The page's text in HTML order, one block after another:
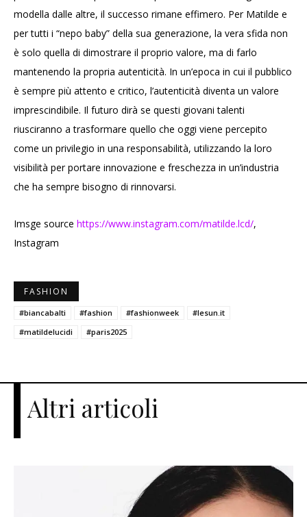
modella dalle altre, il successo rimane effimero. Per Matilde e
per tutti i “nepo baby” della sua generazione, la vera sfida non
è solo quella di dimostrare il proprio valore, ma di farlo
mantenendo la propria autenticità. In un’epoca in cui il pubblico
è sempre più attento e critico, l’autenticità diventa un valore
imprescindibile. Il futuro dirà se questi giovani talenti
riusciranno a trasformare quello che oggi viene percepito
come un privilegio in una responsabilità, utilizzando la loro
visibilità per portare innovazione e freschezza in un’industria
che ha sempre bisogno di rinnovarsi.
Imsge source https://www.instagram.com/matilde.lcd/,
Instagram
FASHION
#biancabalti #fashion #fashionweek
#lesun.it
#matildelucidi
#paris2025
Altri articoli